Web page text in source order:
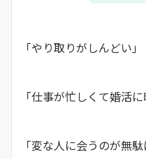
「やり取りがしんどい」
「仕事が忙しくて婚活
「変な人に会うのが無駄